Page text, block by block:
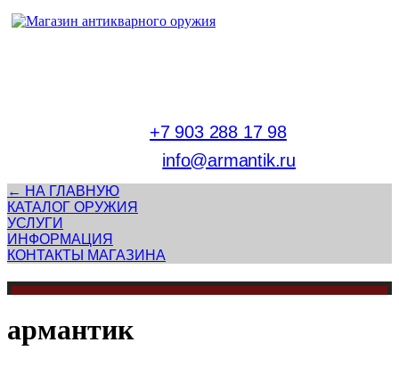
+7 903 288 17 98
info@armantik.ru
← НА ГЛАВНУЮ
КАТАЛОГ ОРУЖИЯ
УСЛУГИ
ИНФОРМАЦИЯ
КОНТАКТЫ МАГАЗИНА
армантик